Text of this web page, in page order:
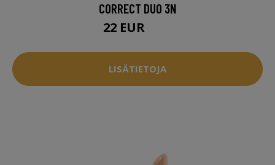
CORRECT DUO 3N
22 EUR
LISÄTIETOJA